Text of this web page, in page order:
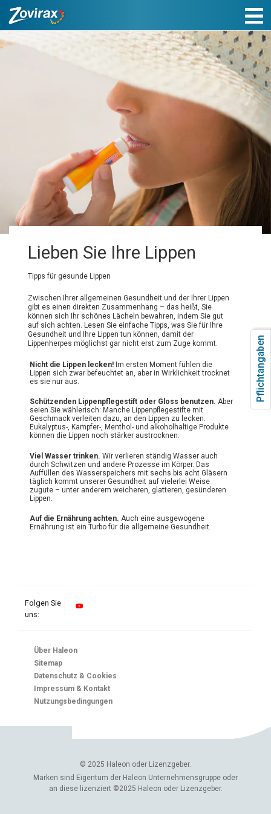
Lieben Sie Ihre Lippen
Tipps für gesunde Lippen
Zwischen Ihrer allgemeinen Gesundheit und der Ihrer Lippen
gibt es einen direkten Zusammenhang – das heißt, Sie
können sich Ihr schönes Lächeln bewahren, indem Sie gut
auf sich achten. Lesen Sie einfache Tipps, was Sie für Ihre
Gesundheit und Ihre Lippen tun können, damit der
Lippenherpes möglichst gar nicht erst zum Zuge kommt.
Nicht die Lippen lecken! Im ersten Moment fühlen die
Lippen sich zwar befeuchtet an, aber in Wirklichkeit trocknet
es sie nur aus.
Schützenden Lippenpflegestift oder Gloss benutzen.Aber
seien Sie wählerisch: Manche Lippenpflegestifte mit
Geschmack verleiten dazu, an den Lippen zu lecken.
Eukalyptus-, Kampfer-, Menthol- und alkoholhaltige Produkte
können die Lippen noch stärker austrocknen.
Viel Wasser trinken.Wir verlieren ständig Wasser auch
durch Schwitzen und andere Prozesse im Körper. Das
Auffüllen des Wasserspeichers mit sechs bis acht Gläsern
täglich kommt unserer Gesundheit auf vielerlei Weise
zugute – unter anderem weicheren, glatteren, gesünderen
Lippen.
Auf die Ernährung achten. Auch eine ausgewogene
Ernährung ist ein Turbo für die allgemeine Gesundheit.
Folgen Sie
uns:
Über Haleon
Sitemap
Datenschutz & Cookies
Impressum & Kontakt
Nutzungsbedingungen
© 2025 Haleon oder Lizenzgeber.
Marken sind Eigentum der Haleon Unternehmensgruppe oder
an diese lizenziert ©2025 Haleon oder Lizenzgeber.
Pflichtangaben